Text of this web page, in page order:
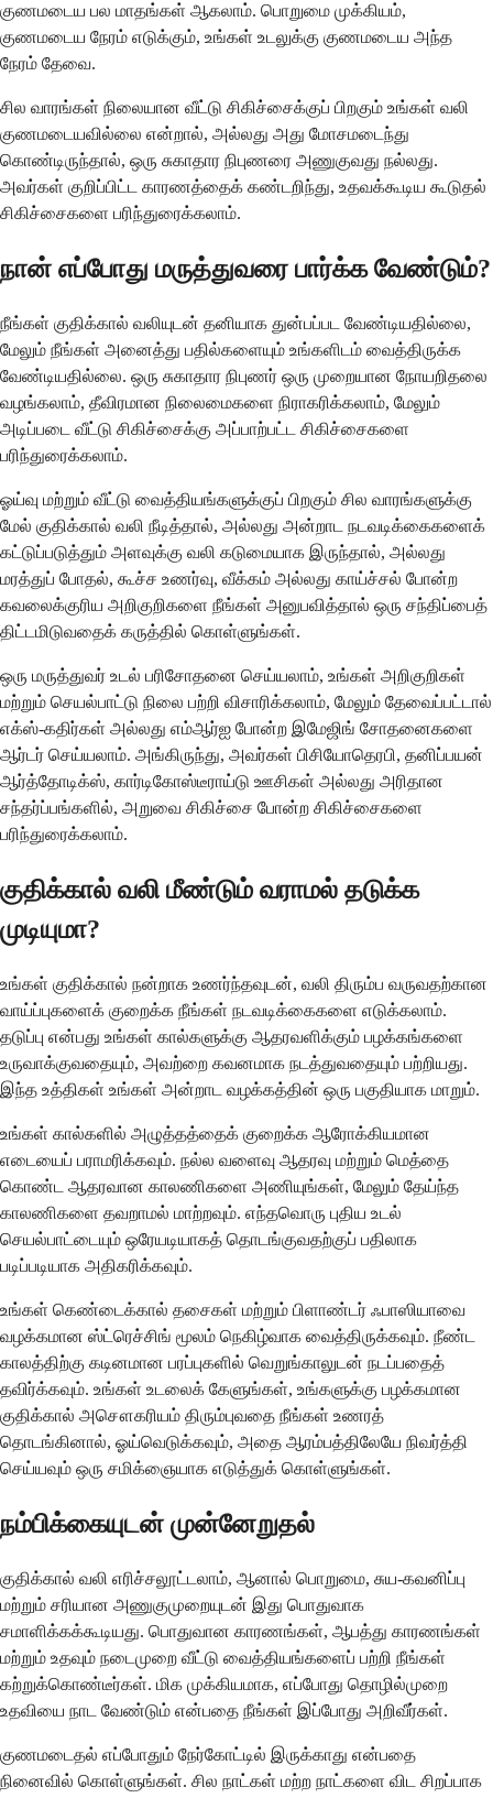
குணமடைய பல மாதங்கள் ஆகலாம். பொறுமை முக்கியம்,
குணமடைய நேரம் எடுக்கும், உங்கள் உடலுக்கு குணமடைய அந்த
நேரம் தேவை.
சில வாரங்கள் நிலையான வீட்டு சிகிச்சைக்குப் பிறகும் உங்கள் வலி ​​
குணமடையவில்லை என்றால், அல்லது அது மோசமடைந்து
கொண்டிருந்தால், ஒரு சுகாதார நிபுணரை அணுகுவது நல்லது.
அவர்கள் குறிப்பிட்ட காரணத்தைக் கண்டறிந்து, உதவக்கூடிய கூடுதல்
சிகிச்சைகளை பரிந்துரைக்கலாம்.
நான் எப்போது மருத்துவரை பார்க்க வேண்டும்?
நீங்கள் குதிக்கால் வலியுடன் தனியாக துன்பப்பட வேண்டியதில்லை,
மேலும் நீங்கள் அனைத்து பதில்களையும் உங்களிடம் வைத்திருக்க
வேண்டியதில்லை. ஒரு சுகாதார நிபுணர் ஒரு முறையான நோயறிதலை
வழங்கலாம், தீவிரமான நிலைமைகளை நிராகரிக்கலாம், மேலும்
அடிப்படை வீட்டு சிகிச்சைக்கு அப்பாற்பட்ட சிகிச்சைகளை
பரிந்துரைக்கலாம்.
ஓய்வு மற்றும் வீட்டு வைத்தியங்களுக்குப் பிறகும் சில வாரங்களுக்கு
மேல் குதிக்கால் வலி நீடித்தால், அல்லது அன்றாட நடவடிக்கைகளைக்
கட்டுப்படுத்தும் அளவுக்கு வலி ​​கடுமையாக இருந்தால், அல்லது
மரத்துப் போதல், கூச்ச உணர்வு, வீக்கம் அல்லது காய்ச்சல் போன்ற
கவலைக்குரிய அறிகுறிகளை நீங்கள் அனுபவித்தால் ஒரு சந்திப்பைத்
திட்டமிடுவதைக் கருத்தில் கொள்ளுங்கள்.
ஒரு மருத்துவர் உடல் பரிசோதனை செய்யலாம், உங்கள் அறிகுறிகள்
மற்றும் செயல்பாட்டு நிலை பற்றி விசாரிக்கலாம், மேலும் தேவைப்பட்டால்
எக்ஸ்-கதிர்கள் அல்லது எம்ஆர்ஐ போன்ற இமேஜிங் சோதனைகளை
ஆர்டர் செய்யலாம். அங்கிருந்து, அவர்கள் பிசியோதெரபி, தனிப்பயன்
ஆர்த்தோடிக்ஸ், கார்டிகோஸ்டீராய்டு ஊசிகள் அல்லது அரிதான
சந்தர்ப்பங்களில், அறுவை சிகிச்சை போன்ற சிகிச்சைகளை
பரிந்துரைக்கலாம்.
குதிக்கால் வலி மீண்டும் வராமல் தடுக்க
முடியுமா?
உங்கள் குதிக்கால் நன்றாக உணர்ந்தவுடன், வலி ​​திரும்ப வருவதற்கான
வாய்ப்புகளைக் குறைக்க நீங்கள் நடவடிக்கைகளை எடுக்கலாம்.
தடுப்பு என்பது உங்கள் கால்களுக்கு ஆதரவளிக்கும் பழக்கங்களை
உருவாக்குவதையும், அவற்றை கவனமாக நடத்துவதையும் பற்றியது.
இந்த உத்திகள் உங்கள் அன்றாட வழக்கத்தின் ஒரு பகுதியாக மாறும்.
உங்கள் கால்களில் அழுத்தத்தைக் குறைக்க ஆரோக்கியமான
எடையைப் பராமரிக்கவும். நல்ல வளைவு ஆதரவு மற்றும் மெத்தை
கொண்ட ஆதரவான காலணிகளை அணியுங்கள், மேலும் தேய்ந்த
காலணிகளை தவறாமல் மாற்றவும். எந்தவொரு புதிய உடல்
செயல்பாட்டையும் ஒரேயடியாகத் தொடங்குவதற்குப் பதிலாக
படிப்படியாக அதிகரிக்கவும்.
உங்கள் கெண்டைக்கால் தசைகள் மற்றும் பிளாண்டர் ஃபாஸியாவை
வழக்கமான ஸ்ட்ரெச்சிங் மூலம் நெகிழ்வாக வைத்திருக்கவும். நீண்ட
காலத்திற்கு கடினமான பரப்புகளில் வெறுங்காலுடன் நடப்பதைத்
தவிர்க்கவும். உங்கள் உடலைக் கேளுங்கள், உங்களுக்கு பழக்கமான
குதிக்கால் அசௌகரியம் திரும்புவதை நீங்கள் உணரத்
தொடங்கினால், ஓய்வெடுக்கவும், அதை ஆரம்பத்திலேயே நிவர்த்தி
செய்யவும் ஒரு சமிக்ஞையாக எடுத்துக் கொள்ளுங்கள்.
நம்பிக்கையுடன் முன்னேறுதல்
குதிக்கால் வலி எரிச்சலூட்டலாம், ஆனால் பொறுமை, சுய-கவனிப்பு
மற்றும் சரியான அணுகுமுறையுடன் இது பொதுவாக
சமாளிக்கக்கூடியது. பொதுவான காரணங்கள், ஆபத்து காரணங்கள்
மற்றும் உதவும் நடைமுறை வீட்டு வைத்தியங்களைப் பற்றி நீங்கள்
கற்றுக்கொண்டீர்கள். மிக முக்கியமாக, எப்போது தொழில்முறை
உதவியை நாட வேண்டும் என்பதை நீங்கள் இப்போது அறிவீர்கள்.
குணமடைதல் எப்போதும் நேர்கோட்டில் இருக்காது என்பதை
நினைவில் கொள்ளுங்கள். சில நாட்கள் மற்ற நாட்களை விட சிறப்பாக